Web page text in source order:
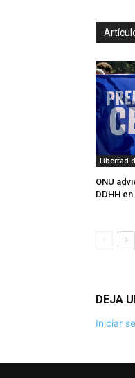
Libertad
ONU
DDHH
DEJA
Iniciar